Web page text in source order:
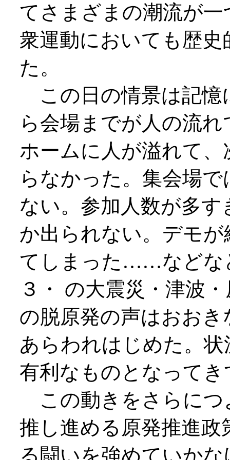
てさまざまの潮流が
衆運動においても歴
た。
この日の情景は記憶
ら会場までが人の流
ホームに人が溢れて
らなかった。集会場
ない。参加人数が多
か出られない。デモ
てしまった……などな
３・ の大震災・津波
の脱原発の声はおお
あらわれはじめた。
有利なものとなってき
この動きをさらにつ
推し進める原発推進
る闘いを強めていか